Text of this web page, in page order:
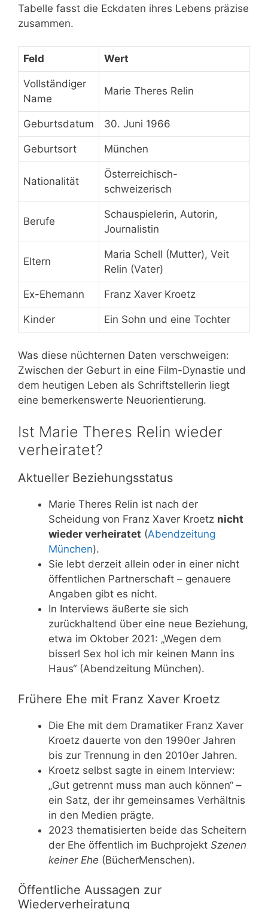
Tabelle fasst die Eckdaten ihres Lebens präzise
zusammen.
Feld Wert
Vollständiger
Name
Marie Theres Relin
Geburtsdatum 30. Juni 1966
Geburtsort München
Nationalität
Österreichisch-
schweizerisch
Berufe
Schauspielerin, Autorin,
Journalistin
Eltern
Maria Schell (Mutter), Veit
Relin (Vater)
Ex-Ehemann Franz Xaver Kroetz
Kinder Ein Sohn und eine Tochter
Was diese nüchternen Daten verschweigen:
Zwischen der Geburt in eine Film-Dynastie und
dem heutigen Leben als Schriftstellerin liegt
eine bemerkenswerte Neuorientierung.
Ist Marie Theres Relin wieder
verheiratet?
Aktueller Beziehungsstatus
Marie Theres Relin ist nach der
Scheidung von Franz Xaver Kroetz nicht
wieder verheiratet (Abendzeitung
München).
Sie lebt derzeit allein oder in einer nicht
öffentlichen Partnerschaft – genauere
Angaben gibt es nicht.
In Interviews äußerte sie sich
zurückhaltend über eine neue Beziehung,
etwa im Oktober 2021: „Wegen dem
bisserl Sex hol ich mir keinen Mann ins
Haus“ (Abendzeitung München).
Frühere Ehe mit Franz Xaver Kroetz
Die Ehe mit dem Dramatiker Franz Xaver
Kroetz dauerte von den 1990er Jahren
bis zur Trennung in den 2010er Jahren.
Kroetz selbst sagte in einem Interview:
„Gut getrennt muss man auch können“ –
ein Satz, der ihr gemeinsames Verhältnis
in den Medien prägte.
2023 thematisierten beide das Scheitern
der Ehe öffentlich im Buchprojekt Szenen
keiner Ehe (BücherMenschen).
Öffentliche Aussagen zur
Wiederverheiratung